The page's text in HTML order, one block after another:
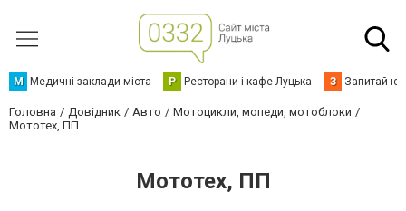
М Медичні заклади міста Р Ресторани і кафе Луцька З Запитай
Головна Довідник Авто
Мотоцикли, мопеди, мотоблоки
Мототех, ПП
Мототех, ПП